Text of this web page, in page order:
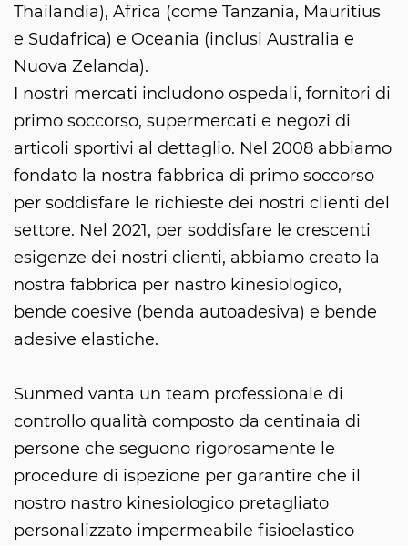
Thailandia), Africa (come Tanzania, Mauritius
e Sudafrica) e Oceania (inclusi Australia e
Nuova Zelanda).
I nostri mercati includono ospedali, fornitori di
primo soccorso, supermercati e negozi di
articoli sportivi al dettaglio. Nel 2008 abbiamo
fondato la nostra fabbrica di primo soccorso
per soddisfare le richieste dei nostri clienti del
settore. Nel 2021, per soddisfare le crescenti
esigenze dei nostri clienti, abbiamo creato la
nostra fabbrica per nastro kinesiologico,
bende coesive (benda autoadesiva) e bende
adesive elastiche.
Sunmed vanta un team professionale di
controllo qualità composto da centinaia di
persone che seguono rigorosamente le
procedure di ispezione per garantire che il
nostro nastro kinesiologico pretagliato
personalizzato impermeabile fisioelastico